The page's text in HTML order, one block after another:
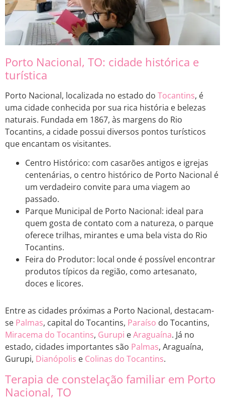
Porto Nacional, TO: cidade histórica e
turística
Porto Nacional, localizada no estado do Tocantins, é
uma cidade conhecida por sua rica história e belezas
naturais. Fundada em 1867, às margens do Rio
Tocantins, a cidade possui diversos pontos turísticos
que encantam os visitantes.
Centro Histórico: com casarões antigos e igrejas
centenárias, o centro histórico de Porto Nacional é
um verdadeiro convite para uma viagem ao
passado.
Parque Municipal de Porto Nacional: ideal para
quem gosta de contato com a natureza, o parque
oferece trilhas, mirantes e uma bela vista do Rio
Tocantins.
Feira do Produtor: local onde é possível encontrar
produtos típicos da região, como artesanato,
doces e licores.
Entre as cidades próximas a Porto Nacional, destacam-
se Palmas, capital do Tocantins, Paraíso do Tocantins,
Miracema do Tocantins, Gurupi eAraguaína. Já no
estado, cidades importantes são Palmas, Araguaína,
Gurupi, Dianópolis e Colinas do Tocantins.
Terapia de constelação familiar em Porto
Nacional, TO